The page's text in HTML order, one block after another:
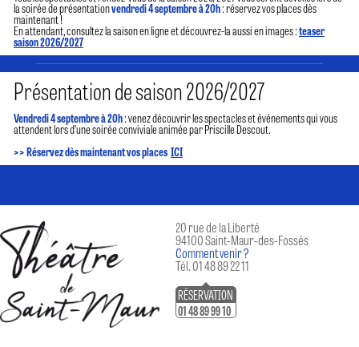
la soirée de présentationvendredi 4 septembre à 20h: réservez vos places dès
maintenant !
En attendant, consultez la saison en ligne et découvrez-la aussi en images :teaser
saison 2026/2027
Présentation de saison 2026/2027
Vendredi 4 septembre à 20h: venez découvrir les spectacles et événements qui vous
attendent lors d’une soirée conviviale animée par Priscille Descout.
>> Réservez dès maintenant vos places ICI
20 rue de la Liberté
94100 Saint-Maur-des-Fossés
Comment venir ?
Tél. 01 48 89 22 11
RÉSERVATION
01 48 89 99 10